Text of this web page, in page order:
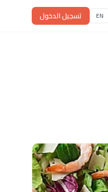
EN تسجيل الدخول